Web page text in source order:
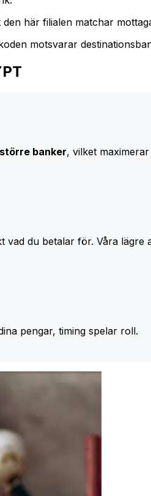
här filialen matchar
motsvarar
banker, vilket
du betalar för. Våra lägre
pengar, timing spelar roll.